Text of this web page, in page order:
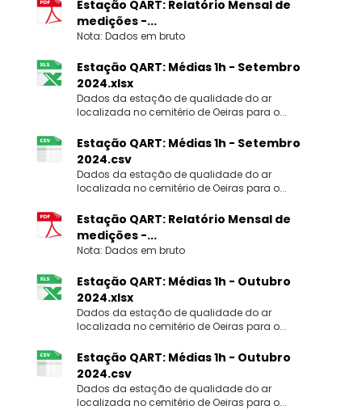
Estação QART: Relatório Mensal de
medições -...
Nota: Dados em bruto
Estação QART: Médias 1h - Setembro
2024.xlsx
Dados da estação de qualidade do ar
localizada no cemitério de Oeiras para o...
Estação QART: Médias 1h - Setembro
2024.csv
Dados da estação de qualidade do ar
localizada no cemitério de Oeiras para o...
Estação QART: Relatório Mensal de
medições -...
Nota: Dados em bruto
Estação QART: Médias 1h - Outubro
2024.xlsx
Dados da estação de qualidade do ar
localizada no cemitério de Oeiras para o...
Estação QART: Médias 1h - Outubro
2024.csv
Dados da estação de qualidade do ar
localizada no cemitério de Oeiras para o...